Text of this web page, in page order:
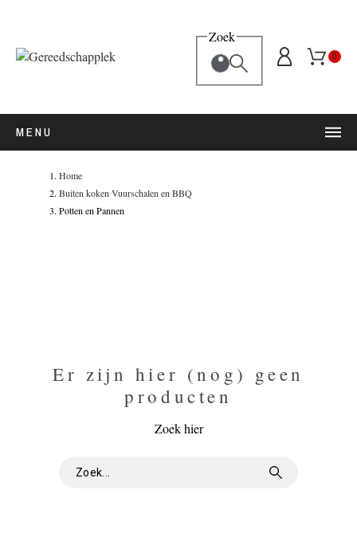
Zoek
0
MENU
Home
Buiten koken Vuurschalen en BBQ
Potten en Pannen
Er zijn hier (nog) geen
producten
Zoek hier